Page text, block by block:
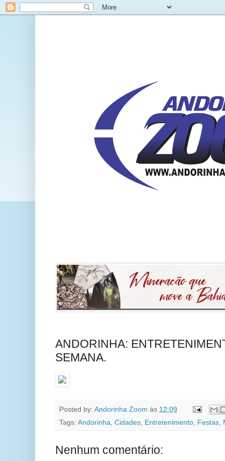
ANDORINHA:
SEMANA.
Posted by: Andorinha Zoom às 12:09
Tags: Andorinha, Cidades, Entretenimento, Festas,
Nenhum comentário: